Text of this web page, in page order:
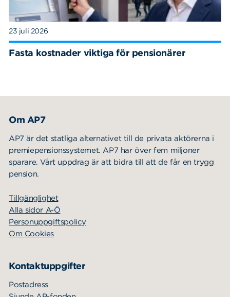
23 juli 2026
Fasta kostnader viktiga för pensionärer
Om AP7
AP7 är det statliga alternativet till de privata aktörerna i
premiepensionssystemet. AP7 har över fem miljoner
sparare. Vårt uppdrag är att bidra till att de får en trygg
pension.
Tillgänglighet
Alla sidor A-Ö
Personuppgiftspolicy
Om Cookies
Kontaktuppgifter
Postadress